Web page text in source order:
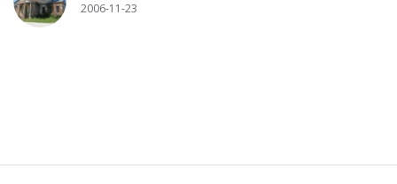
2006-11-23